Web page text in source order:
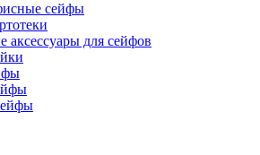
сейфы
аксессуары для сейфов